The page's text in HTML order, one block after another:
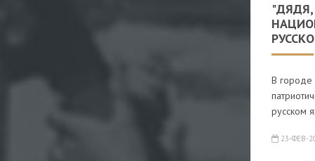
В городе
русском
23-ФЕВ-